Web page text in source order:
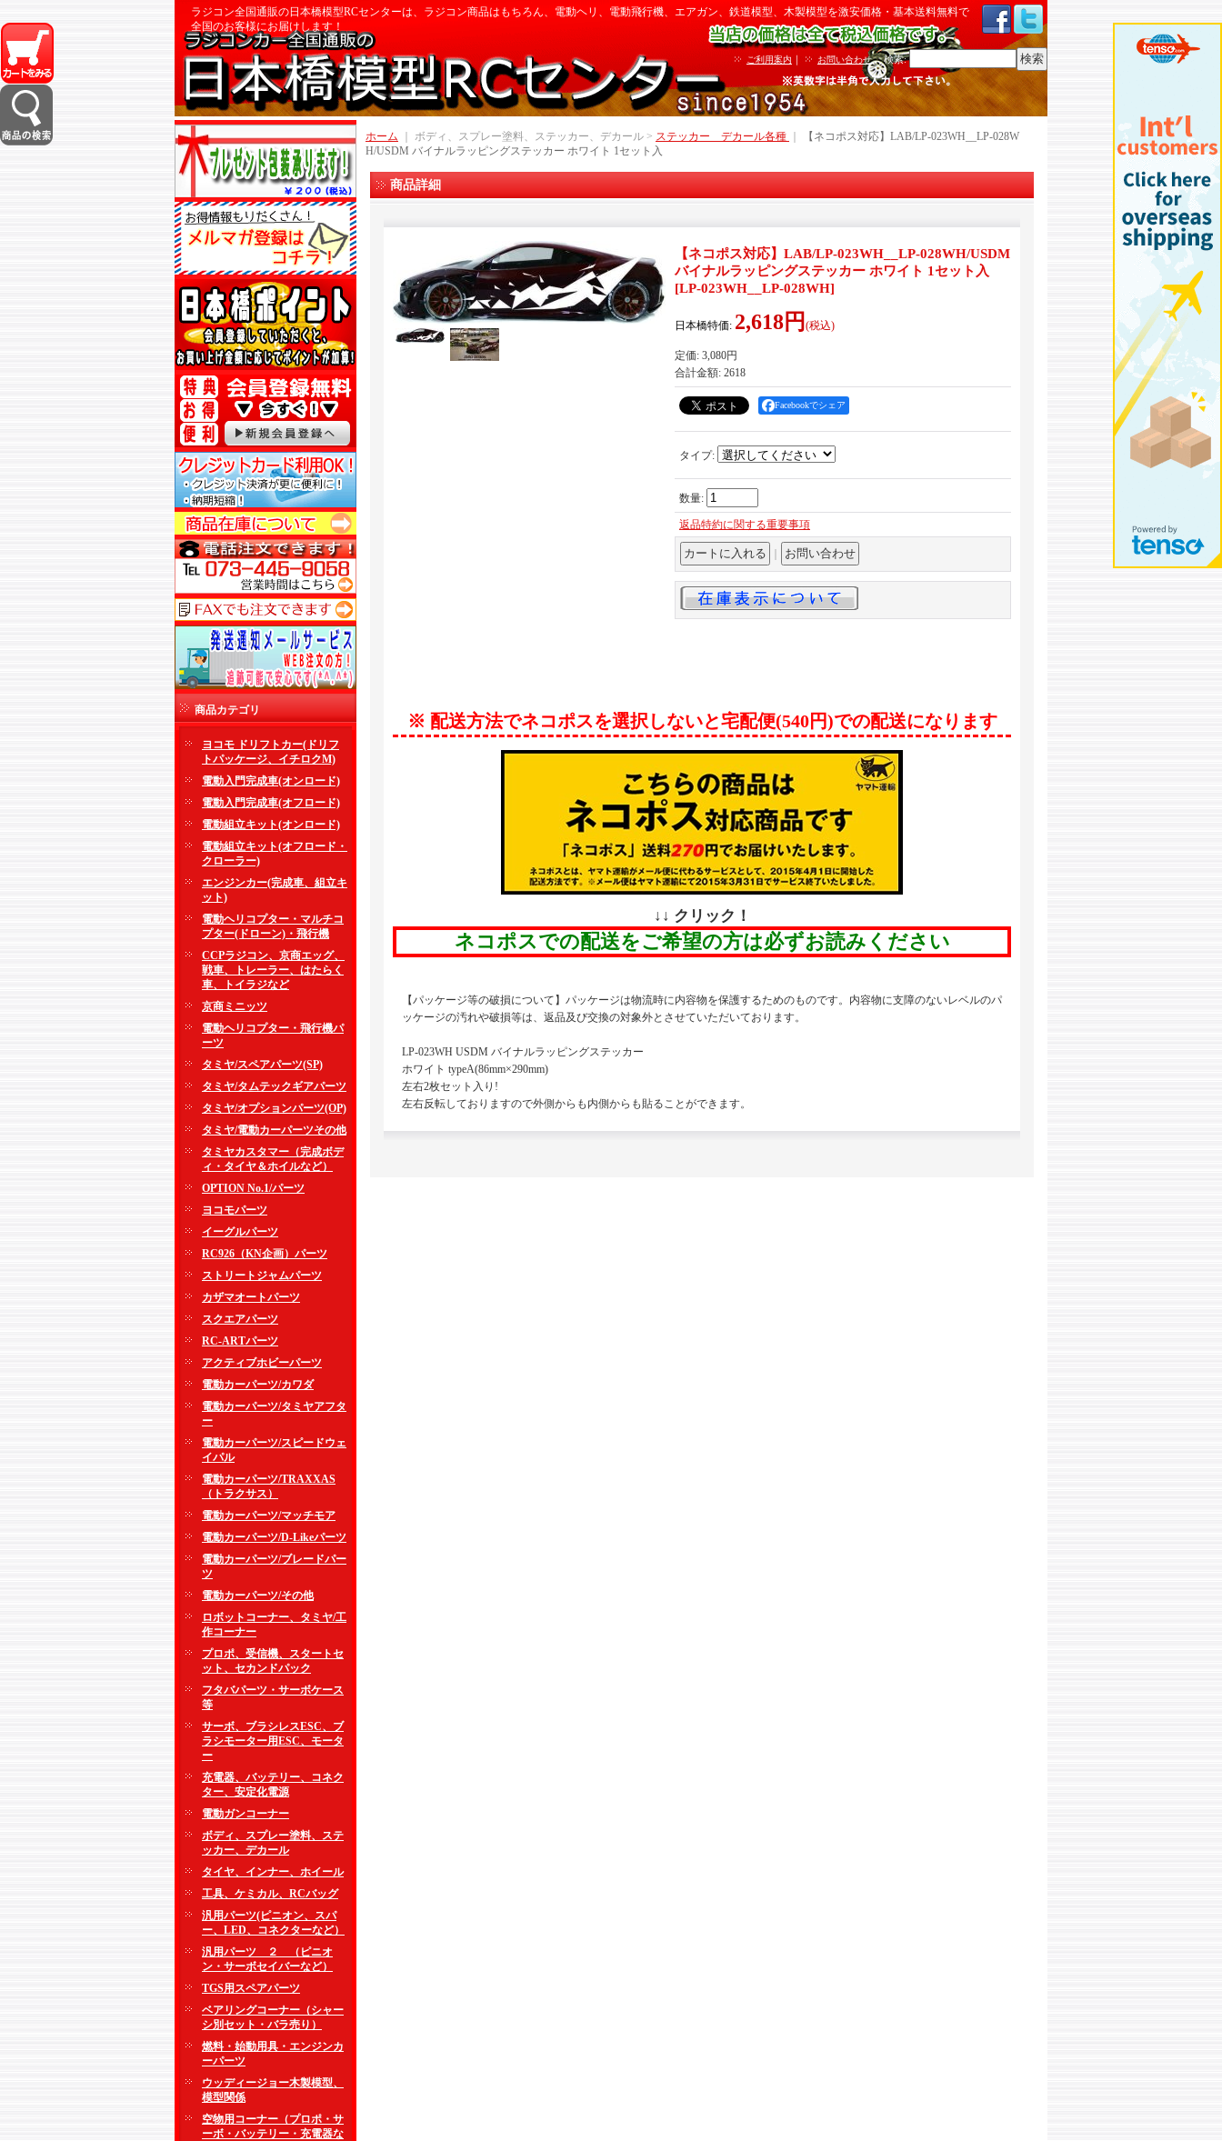
ラジコン全国通販の日本橋模型RCセンターは、ラジコン商品はもちろん、電動ヘリ、電動飛行機、エアガン、鉄道模型、木製模型を激安価格・基本送料無料で
全国のお客様にお届けします！
ご利用案内 ｜ お問い合わせ 検索:
商品カテゴリ
ヨコモ ドリフトカー(ドリフ
トパッケージ、イチロクM)
電動入門完成車(オンロード)
電動入門完成車(オフロード)
電動組立キット(オンロード)
電動組立キット(オフロード・
クローラー)
エンジンカー(完成車、組立キ
ット)
電動ヘリコプター・マルチコ
プター(ドローン)・飛行機
CCPラジコン、京商エッグ、
戦車、トレーラー、はたらく
車、トイラジなど
京商ミニッツ
電動ヘリコプター・飛行機パ
ーツ
タミヤ/スペアパーツ(SP)
タミヤ/タムテックギアパーツ
タミヤ/オプションパーツ(OP)
タミヤ/電動カーパーツその他
タミヤカスタマー（完成ボデ
ィ・タイヤ＆ホイルなど）
OPTION No.1/パーツ
ヨコモパーツ
イーグルパーツ
RC926（KN企画）パーツ
ストリートジャムパーツ
カザマオートパーツ
スクエアパーツ
RC-ARTパーツ
アクティブホビーパーツ
電動カーパーツ/カワダ
電動カーパーツ/タミヤアフタ
ー
電動カーパーツ/スピードウェ
イパル
電動カーパーツ/TRAXXAS
（トラクサス）
電動カーパーツ/マッチモア
電動カーパーツ/D-Likeパーツ
電動カーパーツ/ブレードパー
ツ
電動カーパーツ/その他
ロボットコーナー、タミヤ/工
作コーナー
プロポ、受信機、スタートセ
ット、セカンドパック
フタバパーツ・サーボケース
等
サーボ、ブラシレスESC、ブ
ラシモーター用ESC、モータ
ー
充電器、バッテリー、コネク
ター、安定化電源
電動ガンコーナー
ボディ、スプレー塗料、ステ
ッカー、デカール
タイヤ、インナー、ホイール
工具、ケミカル、RCバッグ
汎用パーツ(ピニオン、スパ
ー、LED、コネクターなど）
汎用パーツ ２ （ピニオ
ン・サーボセイバーなど）
TGS用スペアパーツ
ベアリングコーナー（シャー
シ別セット・バラ売り）
燃料・始動用具・エンジンカ
ーパーツ
ウッディージョー木製模型、
模型関係
空物用コーナー（プロポ・サ
ーボ・バッテリー・充電器な
ホーム ｜ ボディ、スプレー塗料、ステッカー、デカール > ステッカー デカール各種
【ネコポス対応】LAB/LP-023WH__LP-028W
H/USDM バイナルラッピングステッカー ホワイト 1セット入
商品詳細
【ネコポス対応】LAB/LP-023WH__LP-028WH/USDM
バイナルラッピングステッカー ホワイト 1セット入
[LP-023WH__LP-028WH]
日本橋特価: 2,618円 (税込)
定価: 3,080円
合計金額: 2618
Facebookでシェア
タイプ:
数量:
返品特約に関する重要事項
※ 配送方法でネコポスを選択しないと宅配便(540円)での配送になります
↓↓ クリック！
ネコポスでの配送をご希望の方は必ずお読みください
【パッケージ等の破損について】パッケージは物流時に内容物を保護するためのものです。内容物に支障のないレベルのパ
ッケージの汚れや破損等は、返品及び交換の対象外とさせていただいております。
LP-023WH USDM バイナルラッピングステッカー
ホワイト typeA(86mm×290mm)
左右2枚セット入り!
左右反転しておりますので外側からも内側からも貼ることができます。